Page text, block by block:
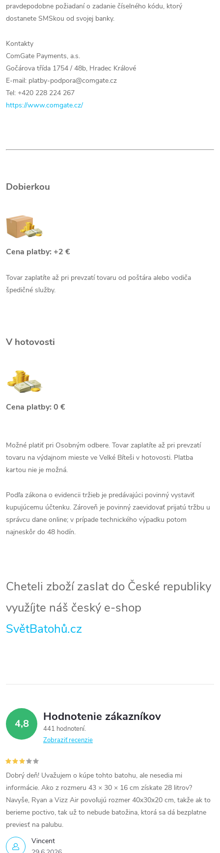
pravdepodobne požiadaní o zadanie číselného kódu, ktorý
dostanete SMSkou od svojej banky.
Kontakty
ComGate Payments, a.s.
Gočárova třída 1754 / 48b, Hradec Králové
E-mail: platby-podpora@comgate.cz
Tel: +420 228 224 267
https://www.comgate.cz/
Dobierkou
Cena platby: +2 €
Tovar zaplatíte až pri prevzatí tovaru od poštára alebo vodiča
špedičné služby.
V hotovosti
Cena platby: 0 €
Možné platiť pri Osobným odbere. Tovar zaplatíte až pri prevzatí
tovaru na výdajnom mieste ve Velké Bíteši v hotovosti. Platba
kartou nie je možná.
Podľa zákona o evidencii tržieb je predávajúci povinný vystaviť
kupujúcemu účtenku. Zároveň je povinný zaevidovať prijatú tržbu u
správcu dane online; v prípade technického výpadku potom
najneskôr do 48 hodín.
Cheteli zboží zaslat do České republiky
využíjte náš český e-shop
SvětBatohů.cz
4,8 Hodnotenie zákazníkov
441 hodnotení
Zobraziť recenzie
Vincent
Dobrý deň! Uvažujem o kúpe tohto batohu, ale nesedia mi
informácie. Ako z rozmeru 43 × 30 × 16 cm získate 28 litrov?
Navyše, Ryan a Vizz Air povoľujú rozmer 40x30x20 cm, takže ak to
berieme poctivo, tak už to nebude batožina, ktorá sa dá bezplatne
previesť na palubu.